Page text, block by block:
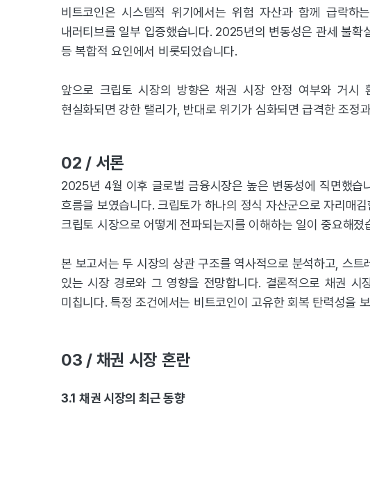
비트코인은 시스템적 위기에서는 위험 자산과 함께 급락
내러티브를 일부 입증했습니다. 2025년의 변동성은 관세 불
등 복합적 요인에서 비롯되었습니다.
앞으로 크립토 시장의 방향은 채권 시장 안정 여부와 거시
현실화되면 강한 랠리가, 반대로 위기가 심화되면 급격한 조정
02 / 서론
2025년 4월 이후 글로벌 금융시장은 높은 변동성에 직면했습
흐름을 보였습니다. 크립토가 하나의 정식 자산군으로 자리매
크립토 시장으로 어떻게 전파되는지를 이해하는 일이 중요해졌
본 보고서는 두 시장의 상관 구조를 역사적으로 분석하고, 스
있는 시장 경로와 그 영향을 전망합니다. 결론적으로 채권
미칩니다. 특정 조건에서는 비트코인이 고유한 회복 탄력성을
03 / 채권 시장 혼란
3.1 채권 시장의 최근 동향